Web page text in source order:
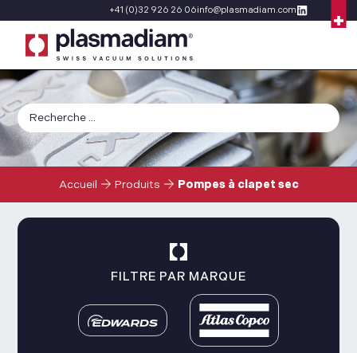
+41 (0)32 926 26 06info@plasmadiam.com
Accueil Produits Pompes à clapet sec
FILTRE PAR MARQUE